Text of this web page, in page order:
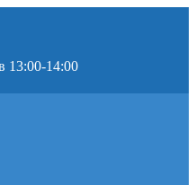
13:00-14:00